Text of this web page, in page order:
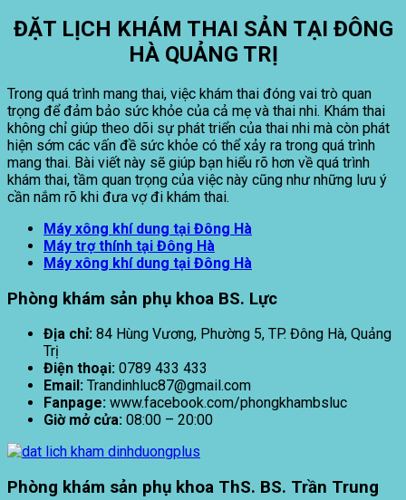
ĐẶT LỊCH KHÁM THAI SẢN TẠI ĐÔNG
HÀ QUẢNG TRỊ
Trong quá trình mang thai, việc khám thai đóng vai trò quan
trọng để đảm bảo sức khỏe của cả mẹ và thai nhi. Khám thai
không chỉ giúp theo dõi sự phát triển của thai nhi mà còn phát
hiện sớm các vấn đề sức khỏe có thể xảy ra trong quá trình
mang thai. Bài viết này sẽ giúp bạn hiểu rõ hơn về quá trình
khám thai, tầm quan trọng của việc này cũng như những lưu ý
cần nắm rõ khi đưa vợ đi khám thai.
Máy xông khí dung tại Đông Hà
Máy trợ thính tại Đông Hà
Máy xông khí dung tại Đông Hà
Phòng khám sản phụ khoa BS. Lực
Địa chỉ: 84 Hùng Vương, Phường 5, TP. Đông Hà, Quảng
Trị
Điện thoại: 0789 433 433
Email: Trandinhluc87@gmail.com
Fanpage: www.facebook.com/phongkhambsluc
Giờ mở cửa: 08:00 – 20:00
Phòng khám sản phụ khoa ThS. BS. Trần Trung